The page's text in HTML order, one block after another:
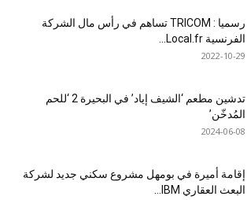
رسميا : TRICOM تساهم في رأس مال الشركة
الفرنسية Local.fr...
2022-10-29
تدشين مطعم ‘الشيف إياد’ في البحيرة 2 ‘للحم
المُدخّن’
2024-06-08
إقامة أميرة في بومهل مشروع سكني جديد لشركة
البعث العقاري IBM...